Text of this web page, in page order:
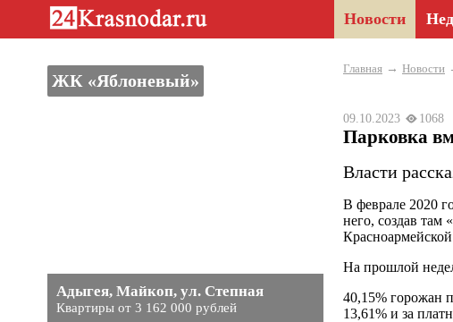
Новости
ЖК «Яблоневый»
Адыгея, Майкоп, ул. Степная
Квартиры от 3 162 000 рублей
Главная → Новости
09.10.2023 1068
Парковка
Власти
В феврале 2020
него, создав там
На прошлой
40,15% горожан
13,61% и за